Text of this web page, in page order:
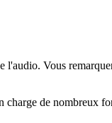
Vous
de nombreux